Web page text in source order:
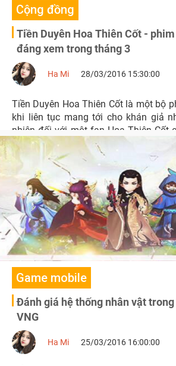
Cộng đồng
Tiền Duyên Hoa Thiên Cốt - phim ngắn game thủ
đáng xem trong tháng 3
Ha Mi 28/03/2016 15:30:00
Tiền Duyên Hoa Thiên Cốt là một bộ
khi liên tục mang tới cho khán giả
nhiên đối với một fan Hoa Thiên Cốt
phim chắc khó tránh khỏi cảm giác hụt
Game mobile
Đánh giá hệ thống nhân vật
VNG
Ha Mi 25/03/2016 16:00:00